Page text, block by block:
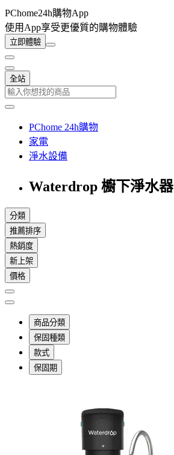
PChome24h購物App
使用App享受更優質的購物體驗
立即體驗
全站
PChome 24h購物
家電
淨水設備
Waterdrop 櫥下淨水器
分類
推薦排序
熱銷度
新上架
價格
商品分類
保固種類
款式
保固期